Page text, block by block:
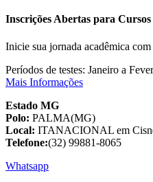
Inscrições Abertas para
Inicie sua jornada acadêmica
Períodos de testes: Janeiro a
Mais Informações
Estado MG
Polo: PALMA(MG)
Local: ITANACIONAL em
Telefone:(32) 99881-8065
Whatsapp